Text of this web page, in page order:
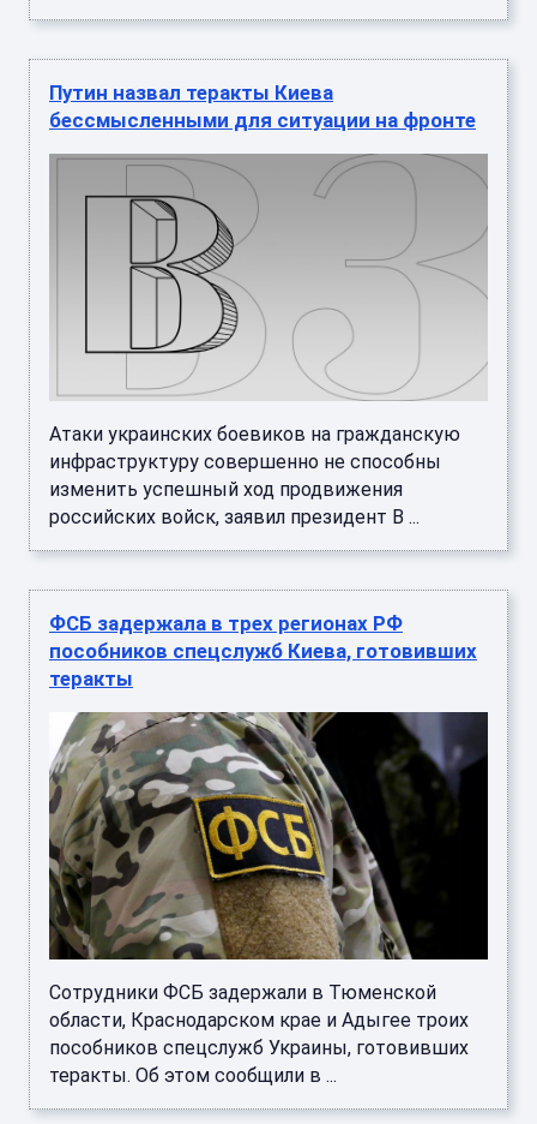
Путин назвал теракты Киева
бессмысленными для ситуации на фронте
Атаки украинских боевиков на гражданскую
инфраструктуру совершенно не способны
изменить успешный ход продвижения
российских войск, заявил президент В ...
ФСБ задержала в трех регионах РФ
пособников спецслужб Киева, готовивших
теракты
Сотрудники ФСБ задержали в Тюменской
области, Краснодарском крае и Адыгее троих
пособников спецслужб Украины, готовивших
теракты. Об этом сообщили в ...